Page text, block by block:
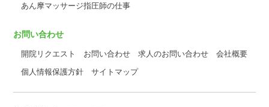
あん摩マッサージ指圧師の仕事
お問い合わせ
開院リクエスト お問い合わせ 求人のお問い合わせ
会社概要
個人情報保護方針
サイトマップ